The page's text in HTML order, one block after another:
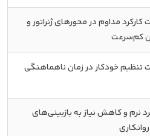
کارکرد مداوم در محورهای ژنراتور و
کم‌سرعت
تنظیم خودکار در زمان ناهماهنگی
نرم و کاهش نیاز به بازبینی‌های